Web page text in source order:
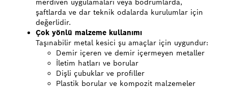
merdiven uygulamaları veya bodrumlarda,
şaftlarda ve dar teknik odalarda kurulumlar için
değerlidir.
Çok yönlü malzeme kullanımı
Taşınabilir metal kesici şu amaçlar için uygundur:
Demir içeren ve demir içermeyen metaller
İletim hatları ve borular
Dişli çubuklar ve profiller
Plastik borular ve kompozit malzemeler